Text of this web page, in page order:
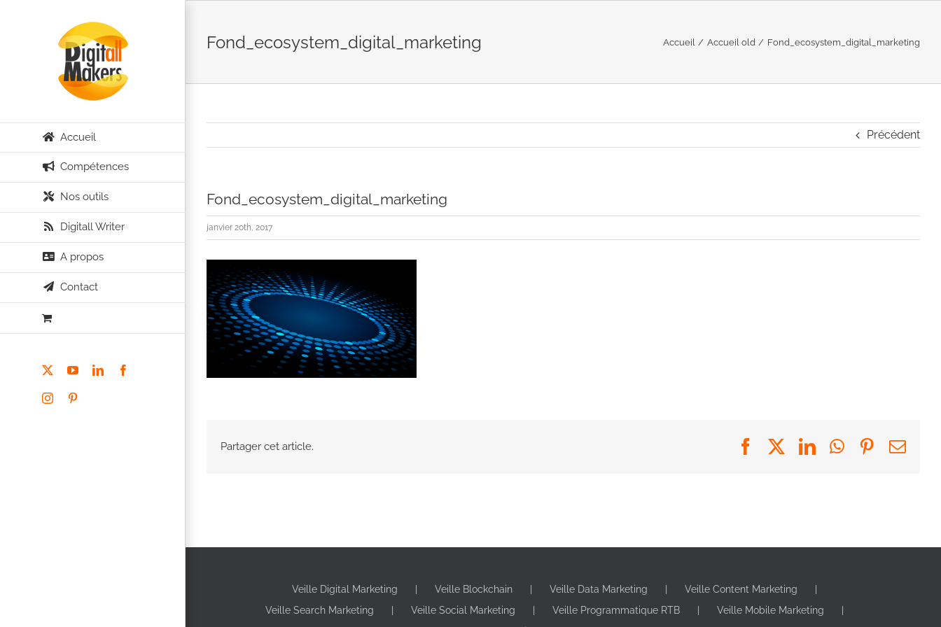
Accueil
Compétences
Nos outils
Digitall Writer
A propos
Contact
YouTubeLinkedIn
Instagram
Fond_ecosystem_digital_marketing Accueil Accueil old Fond_ecosystem_digital_marketing
Précédent
Fond_ecosystem_digital_marketing
janvier 20th, 2017
Partager cet article. FacebookLinkedInWhatsApp
Pinterest
Veille Digital Marketing Veille Blockchain Veille Data Marketing
Veille Content Marketing
Veille Search Marketing
Veille Social Marketing Veille Programmatique RTB
Veille Mobile Marketing